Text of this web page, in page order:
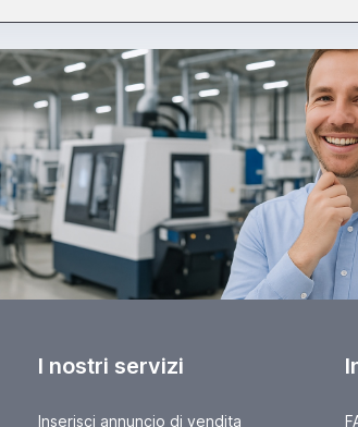
I nostri servizi
Inserisci annuncio di vendita